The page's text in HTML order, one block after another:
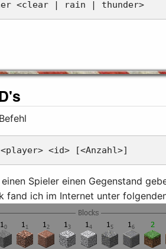
Spieler einen Gegenstand
fand ich im Internet unter